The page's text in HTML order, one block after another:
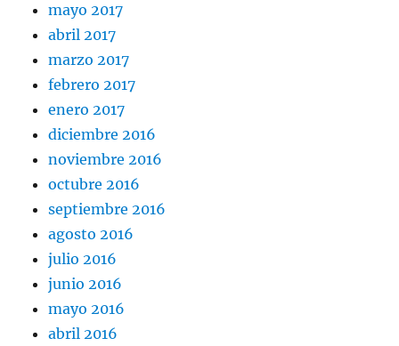
mayo 2017
abril 2017
marzo 2017
febrero 2017
enero 2017
diciembre 2016
noviembre 2016
octubre 2016
septiembre 2016
agosto 2016
julio 2016
junio 2016
mayo 2016
abril 2016